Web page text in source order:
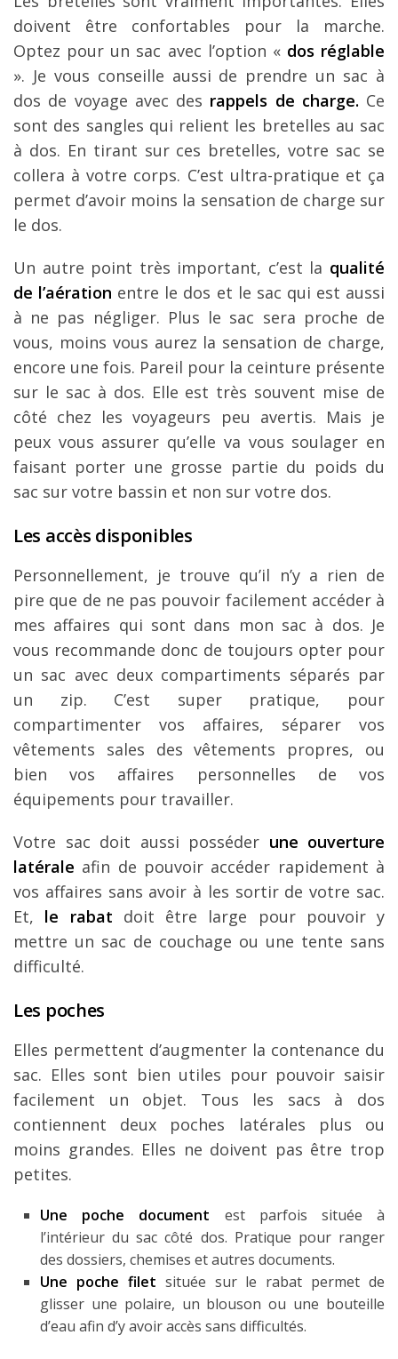
doivent être confortables pour la marche.
Optez pour un sac avec l’option «dos réglable
». Je vous conseille aussi de prendre un sac à
dos de voyage avec des rappels de charge. Ce
sont des sangles qui relient les bretelles au sac
à dos. En tirant sur ces bretelles, votre sac se
collera à votre corps. C’est ultra-pratique et ça
permet d’avoir moins la sensation de charge sur
le dos.
Un autre point très important, c’est la qualité
de l’aération entre le dos et le sac qui est aussi
à ne pas négliger. Plus le sac sera proche de
vous, moins vous aurez la sensation de charge,
encore une fois. Pareil pour la ceinture présente
sur le sac à dos. Elle est très souvent mise de
côté chez les voyageurs peu avertis. Mais je
peux vous assurer qu’elle va vous soulager en
faisant porter une grosse partie du poids du
sac sur votre bassin et non sur votre dos.
Les accès disponibles
Personnellement, je trouve qu’il n’y a rien de
pire que de ne pas pouvoir facilement accéder à
mes affaires qui sont dans mon sac à dos. Je
vous recommande donc de toujours opter pour
un sac avec deux compartiments séparés par
un zip. C’est super pratique, pour
compartimenter vos affaires, séparer vos
vêtements sales des vêtements propres, ou
bien vos affaires personnelles de vos
équipements pour travailler.
Votre sac doit aussi posséder une ouverture
latérale afin de pouvoir accéder rapidement à
vos affaires sans avoir à les sortir de votre sac.
Et, le rabat doit être large pour pouvoir y
mettre un sac de couchage ou une tente sans
difficulté.
Les poches
Elles permettent d’augmenter la contenance du
sac. Elles sont bien utiles pour pouvoir saisir
facilement un objet. Tous les sacs à dos
contiennent deux poches latérales plus ou
moins grandes. Elles ne doivent pas être trop
petites.
Une poche document est parfois située à
l’intérieur du sac côté dos. Pratique pour ranger
des dossiers, chemises et autres documents.
Une poche filet située sur le rabat permet de
glisser une polaire, un blouson ou une bouteille
d’eau afin d’y avoir accès sans difficultés.